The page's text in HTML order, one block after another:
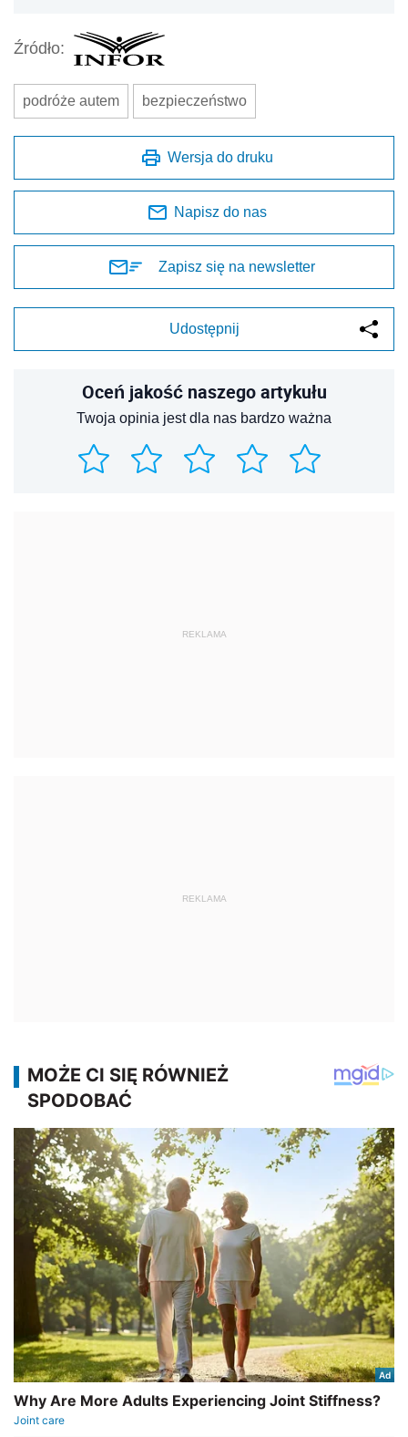
Źródło:
podróże autem bezpieczeństwo
Wersja do druku
Napisz do nas
Zapisz się na newsletter
Udostępnij
Oceń jakość naszego artykułu
Twoja opinia jest dla nas bardzo ważna
REKLAMA
REKLAMA